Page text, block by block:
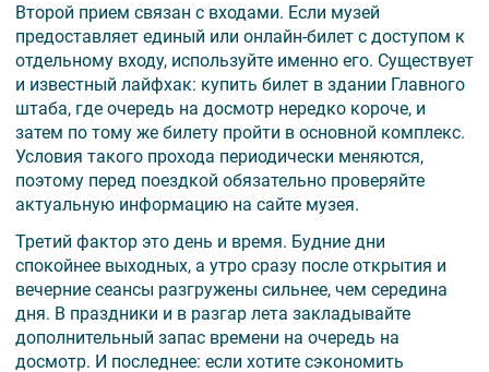
Второй прием связан с входами. Если музей
предоставляет единый или онлайн-билет с доступом к
отдельному входу, используйте именно его. Существует
и известный лайфхак: купить билет в здании Главного
штаба, где очередь на досмотр нередко короче, и
затем по тому же билету пройти в основной комплекс.
Условия такого прохода периодически меняются,
поэтому перед поездкой обязательно проверяйте
актуальную информацию на сайте музея.
Третий фактор это день и время. Будние дни
спокойнее выходных, а утро сразу после открытия и
вечерние сеансы разгружены сильнее, чем середина
дня. В праздники и в разгар лета закладывайте
дополнительный запас времени на очередь на
досмотр. И последнее: если хотите сэкономить